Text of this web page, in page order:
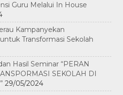
Guru Melalui In House
Kampanyekan
Transformasi Sekolah
Hasil Seminar “PERAN
SEKOLAH DI
29/05/2024